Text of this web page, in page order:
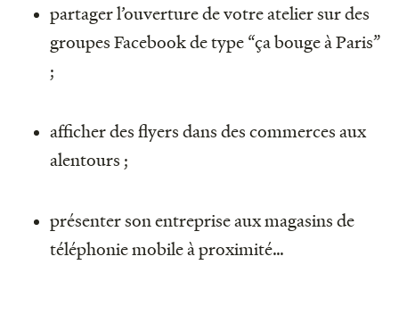
partager l’ouverture de votre atelier sur des
groupes Facebook de type “ça bouge à Paris”
;
afficher des flyers dans des commerces aux
alentours ;
présenter son entreprise aux magasins de
téléphonie mobile à proximité…